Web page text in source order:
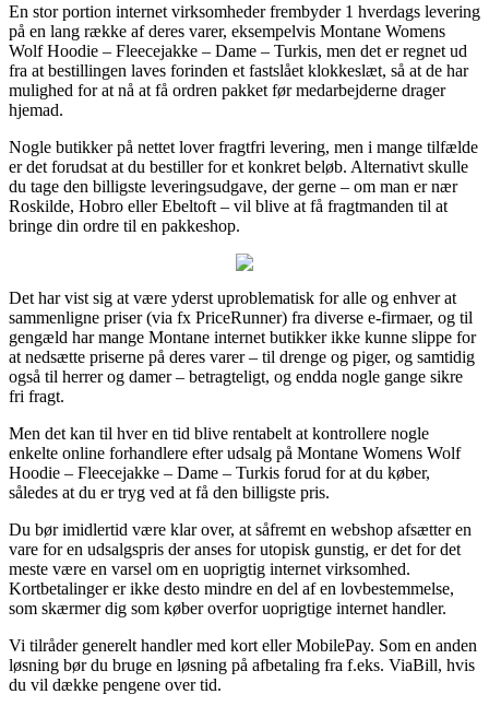
En stor portion internet virksomheder frembyder 1 hverdags levering
på en lang række af deres varer, eksempelvis Montane Womens
Wolf Hoodie – Fleecejakke – Dame – Turkis, men det er regnet ud
fra at bestillingen laves forinden et fastslået klokkeslæt, så at de har
mulighed for at nå at få ordren pakket før medarbejderne drager
hjemad.
Nogle butikker på nettet lover fragtfri levering, men i mange tilfælde
er det forudsat at du bestiller for et konkret beløb. Alternativt skulle
du tage den billigste leveringsudgave, der gerne – om man er nær
Roskilde, Hobro eller Ebeltoft – vil blive at få fragtmanden til at
bringe din ordre til en pakkeshop.
Det har vist sig at være yderst uproblematisk for alle og enhver at
sammenligne priser (via fx PriceRunner) fra diverse e-firmaer, og til
gengæld har mange Montane internet butikker ikke kunne slippe for
at nedsætte priserne på deres varer – til drenge og piger, og samtidig
også til herrer og damer – betragteligt, og endda nogle gange sikre
fri fragt.
Men det kan til hver en tid blive rentabelt at kontrollere nogle
enkelte online forhandlere efter udsalg på Montane Womens Wolf
Hoodie – Fleecejakke – Dame – Turkis forud for at du køber,
således at du er tryg ved at få den billigste pris.
Du bør imidlertid være klar over, at såfremt en webshop afsætter en
vare for en udsalgspris der anses for utopisk gunstig, er det for det
meste være en varsel om en uoprigtig internet virksomhed.
Kortbetalinger er ikke desto mindre en del af en lovbestemmelse,
som skærmer dig som køber overfor uoprigtige internet handler.
Vi tilråder generelt handler med kort eller MobilePay. Som en anden
løsning bør du bruge en løsning på afbetaling fra f.eks. ViaBill, hvis
du vil dække pengene over tid.